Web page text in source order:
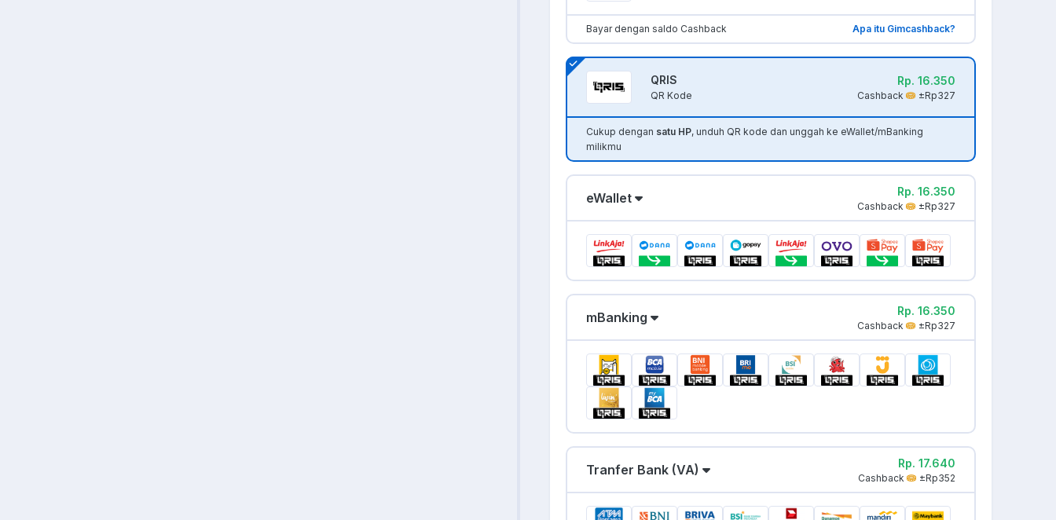
Bayar dengan saldo Cashback Apa itu Gimcashback?
QRIS
QR Kode
Rp. 16.350
Cashback ±Rp327
Cukup dengan satu HP, unduh QR kode dan unggah ke eWallet/mBanking
milikmu
eWallet Rp. 16.350
Cashback ±Rp327
mBanking Rp. 16.350
Cashback ±Rp327
Tranfer Bank (VA) Rp. 17.640
Cashback ±Rp352